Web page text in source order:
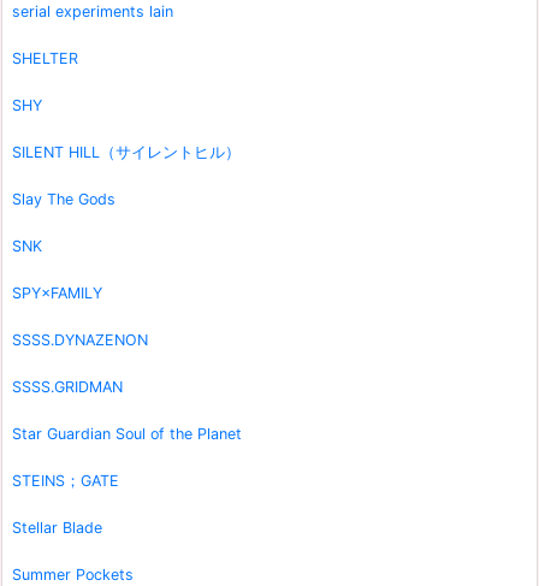
serial experiments lain
SHELTER
SHY
SILENT HILL（サイレントヒル）
Slay The Gods
SNK
SPY×FAMILY
SSSS.DYNAZENON
SSSS.GRIDMAN
Star Guardian Soul of the Planet
STEINS；GATE
Stellar Blade
Summer Pockets